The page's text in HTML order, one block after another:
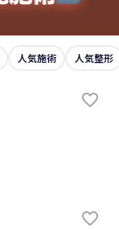
人気施術 人気整形